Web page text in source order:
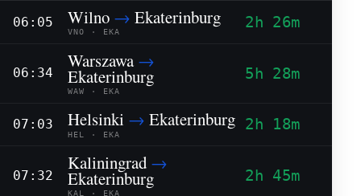
06:05 Wilno → Ekaterinburg
VNO · EKA
2h 26m
06:34
Warszawa →
Ekaterinburg
WAW · EKA
5h 28m
07:03 Helsinki → Ekaterinburg
HEL · EKA
2h 18m
07:32
Kaliningrad →
Ekaterinburg
KAL · EKA
2h 45m